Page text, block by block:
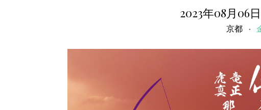
2023年08月06
京都